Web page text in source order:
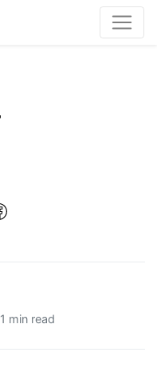
1 min read